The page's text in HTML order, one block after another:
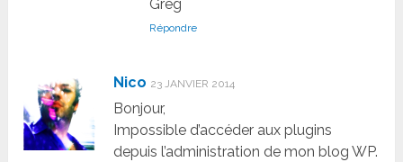
Greg
Répondre
Nico 23 JANVIER 2014
Bonjour,
Impossible d’accéder aux plugins
depuis l’administration de mon blog WP.